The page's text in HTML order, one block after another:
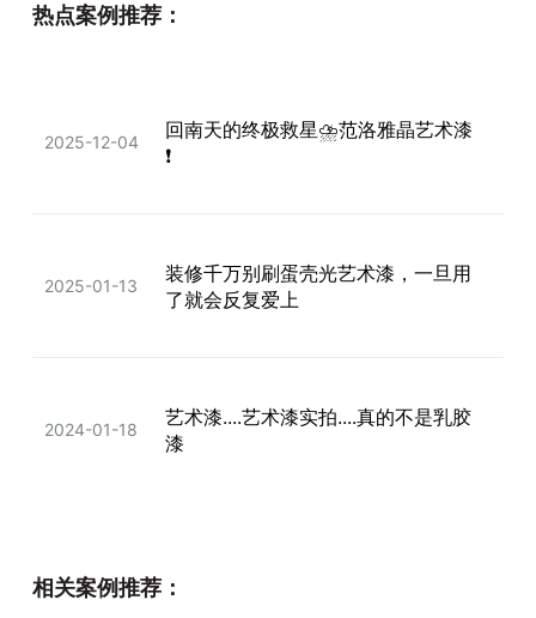
热点案例推荐：
2025-12-04
回南天的终极救星⛈️范洛雅晶艺术漆
❗️
2025-01-13
装修千万别刷蛋壳光艺术漆，一旦用
了就会反复爱上
2024-01-18
艺术漆....艺术漆实拍....真的不是乳胶
漆
2025-09-28
感！
相关案例推荐：